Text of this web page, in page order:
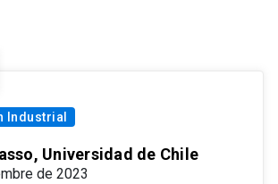
Industrial
Universidad de Chile
de 2023